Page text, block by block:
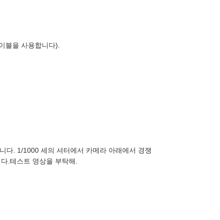
블을 사용합니다).
다. 1/1000 세의 셔터에서 카메라 아래에서 경쟁
.테스트 영상을 부탁해.